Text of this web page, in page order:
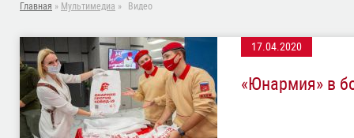
Главная » Мультимедиа » Видео
17.04.2020
«Юнармия» в